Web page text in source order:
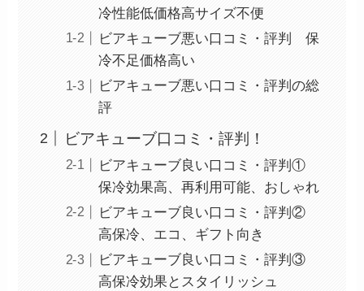
冷性能低価格高サイズ不便
ビアキューブ悪い口コミ・評判 保
冷不足価格高い
ビアキューブ悪い口コミ・評判の総
評
ビアキューブ口コミ・評判！
ビアキューブ良い口コミ・評判①
保冷効果高、再利用可能、おしゃれ
ビアキューブ良い口コミ・評判②
高保冷、エコ、ギフト向き
ビアキューブ良い口コミ・評判③
高保冷効果とスタイリッシュ